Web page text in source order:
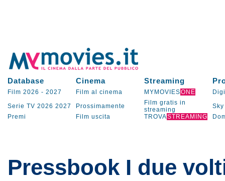
Database Cinema Streaming
Film 2026 - 2027 Film al cinema MYMOVIESONE
Serie TV 2026 2027 Prossimamente
Film gratis in
streaming
Sky
Premi
Film uscita TROVASTREAMING
Pressbook I due